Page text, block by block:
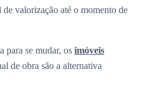
valorização até o momento de
para se mudar, os imóveis
de obra são a alternativa